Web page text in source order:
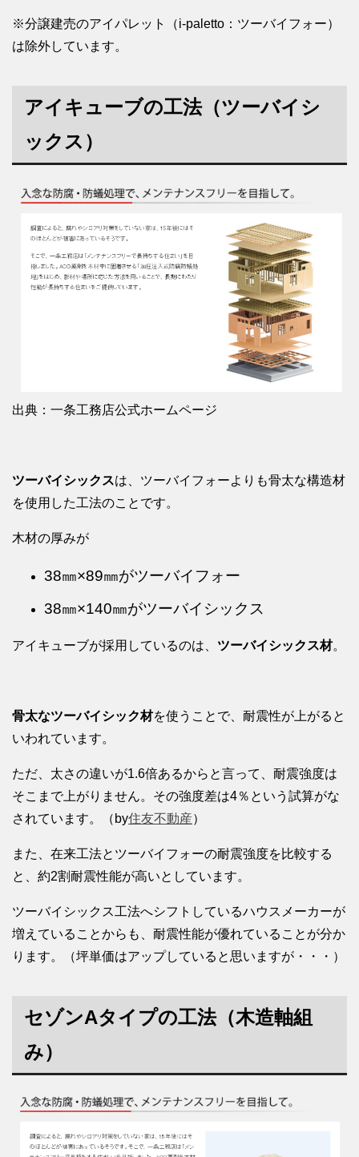
※分譲建売のアイパレット（i-paletto：ツーバイフォー）
は除外しています。
アイキューブの工法（ツーバイシ
ックス）
出典：一条工務店公式ホームページ
ツーバイシックスは、ツーバイフォーよりも骨太な構造材
を使用した工法のことです。
木材の厚みが
38㎜×89㎜がツーバイフォー
38㎜×140㎜がツーバイシックス
アイキューブが採用しているのは、 ツーバイシックス材。
骨太なツーバイシック材を使うことで、耐震性が上がると
いわれています。
ただ、太さの違いが1.6倍あるからと言って、耐震強度は
そこまで上がりません。その強度差は4％という試算がな
されています。（by住友不動産）
また、在来工法とツーバイフォーの耐震強度を比較する
と、約2割耐震性能が高いとしています。
ツーバイシックス工法へシフトしているハウスメーカーが
増えていることからも、耐震性能が優れていることが分か
ります。（坪単価はアップしていると思いますが・・・）
セゾンAタイプの工法（木造軸組
み）